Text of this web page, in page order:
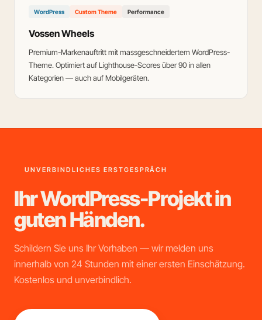
WordPress Custom Theme Performance
Vossen Wheels
Premium-Markenauftritt mit massgeschneidertem WordPress-
Theme. Optimiert auf Lighthouse-Scores über 90 in allen
Kategorien — auch auf Mobilgeräten.
UNVERBINDLICHES ERSTGESPRÄCH
Ihr WordPress-Projekt in
guten Händen.
Schildern Sie uns Ihr Vorhaben — wir melden uns
innerhalb von 24 Stunden mit einer ersten Einschätzung.
Kostenlos und unverbindlich.